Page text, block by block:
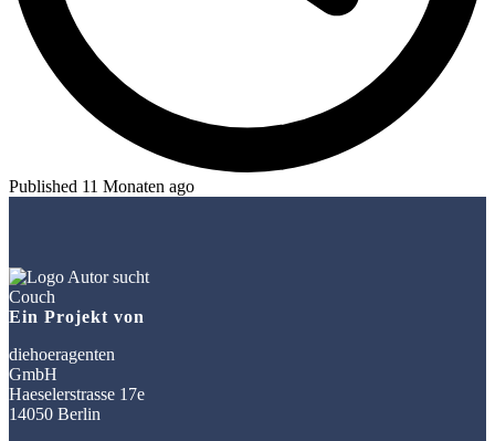
Published 11 Monaten ago
Ein Projekt von
diehoeragenten
GmbH
Haeselerstrasse 17e
14050 Berlin